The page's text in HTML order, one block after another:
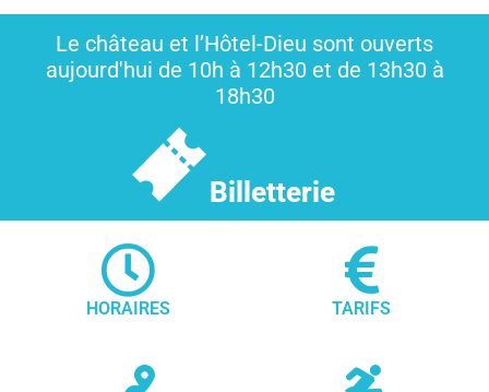
Le château et l’Hôtel-Dieu sont ouverts
aujourd'hui de 10h à 12h30 et de 13h30 à
18h30
Billetterie
HORAIRES TARIFS